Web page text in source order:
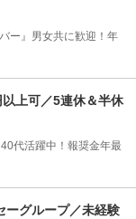
ー』男女共に歓迎！年
上可／5連休＆半休
代活躍中！報奨金年最
ーグループ／未経験